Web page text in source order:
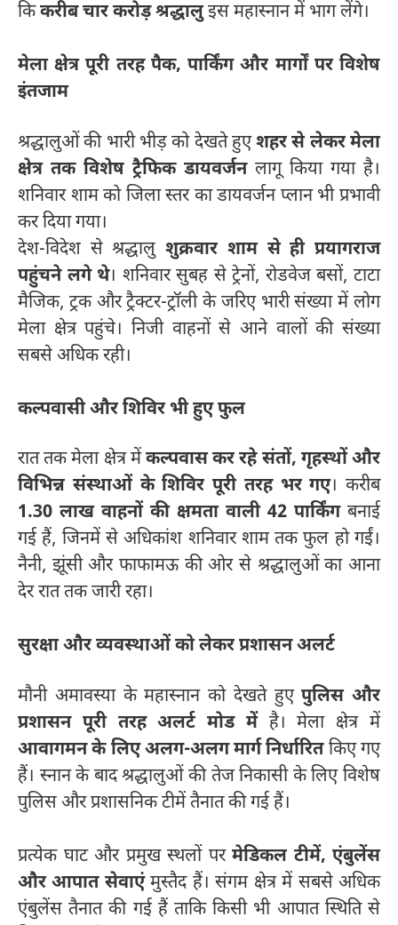
किकरीब चार करोड़ श्रद्धालुइस महास्नान में भाग लेंगे।
मेला क्षेत्र पूरी तरह पैक, पार्किंग और मार्गों पर विशेष
इंतजाम
श्रद्धालुओं की भारी भीड़ को देखते हुएशहर से लेकर मेला
क्षेत्र तक विशेष ट्रैफिक डायवर्जनलागू किया गया है।
शनिवार शाम को जिला स्तर का डायवर्जन प्लान भी प्रभावी
कर दिया गया।
देश-विदेश से श्रद्धालुशुक्रवार शाम से ही प्रयागराज
पहुंचने लगे थे। शनिवार सुबह से ट्रेनों, रोडवेज बसों, टाटा
मैजिक, ट्रक और ट्रैक्टर-ट्रॉली के जरिए भारी संख्या में लोग
मेला क्षेत्र पहुंचे। निजी वाहनों से आने वालों की संख्या
सबसे अधिक रही।
कल्पवासी और शिविर भी हुए फुल
रात तक मेला क्षेत्र मेंकल्पवास कर रहे संतों, गृहस्थों और
विभिन्न संस्थाओं के शिविर पूरी तरह भर गए। करीब
1.30 लाख वाहनों की क्षमता वाली 42 पार्किंगबनाई
गई हैं, जिनमें से अधिकांश शनिवार शाम तक फुल हो गईं।
नैनी, झूंसी और फाफामऊ की ओर से श्रद्धालुओं का आना
देर रात तक जारी रहा।
सुरक्षा और व्यवस्थाओं को लेकर प्रशासन अलर्ट
मौनी अमावस्या के महास्नान को देखते हुएपुलिस और
प्रशासन पूरी तरह अलर्ट मोड मेंहै। मेला क्षेत्र में
आवागमन के लिए अलग-अलग मार्ग निर्धारितकिए गए
हैं। स्नान के बाद श्रद्धालुओं की तेज निकासी के लिए विशेष
पुलिस और प्रशासनिक टीमें तैनात की गई हैं।
प्रत्येक घाट और प्रमुख स्थलों पर मेडिकल टीमें, एंबुलेंस
और आपात सेवाएंमुस्तैद हैं। संगम क्षेत्र में सबसे अधिक
एंबुलेंस तैनात की गई हैं ताकि किसी भी आपात स्थिति से